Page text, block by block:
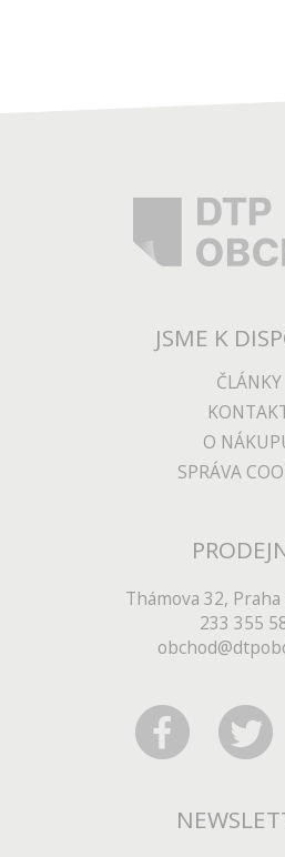
JSME K
ČLÁNKY
O
SPRÁVA
Thámova 32, Praha
233 355